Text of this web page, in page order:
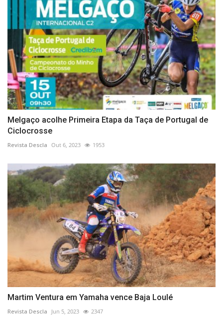
Melgaço acolhe Primeira Etapa da Taça de Portugal de
Ciclocrosse
Revista Descla Out 6, 2023 1953
Martim Ventura em Yamaha vence Baja Loulé
Revista Descla Jun 5, 2023 2347